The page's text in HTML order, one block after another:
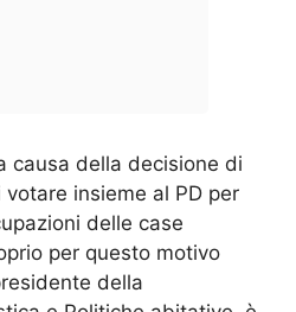
causa della decisione di
insieme al PD per
delle case
per questo motivo
della